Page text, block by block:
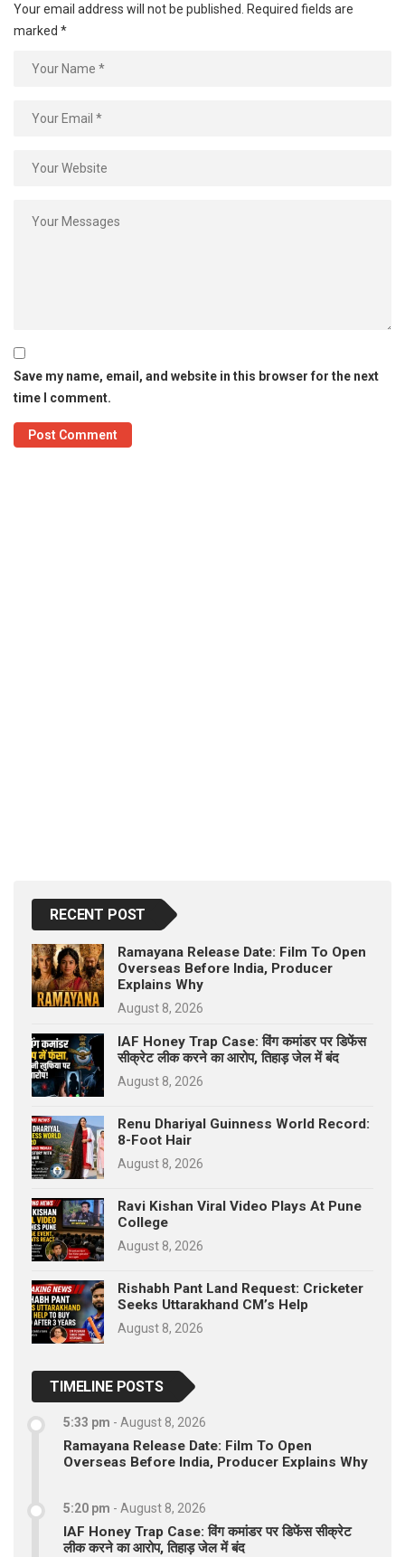
Your email address will not be published.
Required fields are
marked *
Save my name, email, and website in this browser for the next
time I comment.
RECENT POST
Ramayana Release Date: Film To Open
Overseas Before India, Producer
Explains Why
August 8, 2026
IAF Honey Trap Case: विंग कमांडर पर डिफेंस
सीक्रेट लीक करने का आरोप, तिहाड़ जेल में बंद
August 8, 2026
Renu Dhariyal Guinness World Record:
8-Foot Hair
August 8, 2026
Ravi Kishan Viral Video Plays At Pune
College
August 8, 2026
Rishabh Pant Land Request: Cricketer
Seeks Uttarakhand CM’s Help
August 8, 2026
TIMELINE POSTS
5:33 pm - August 8, 2026
Ramayana Release Date: Film To Open
Overseas Before India, Producer Explains Why
5:20 pm - August 8, 2026
IAF Honey Trap Case: विंग कमांडर पर डिफेंस सीक्रेट
लीक करने का आरोप, तिहाड़ जेल में बंद